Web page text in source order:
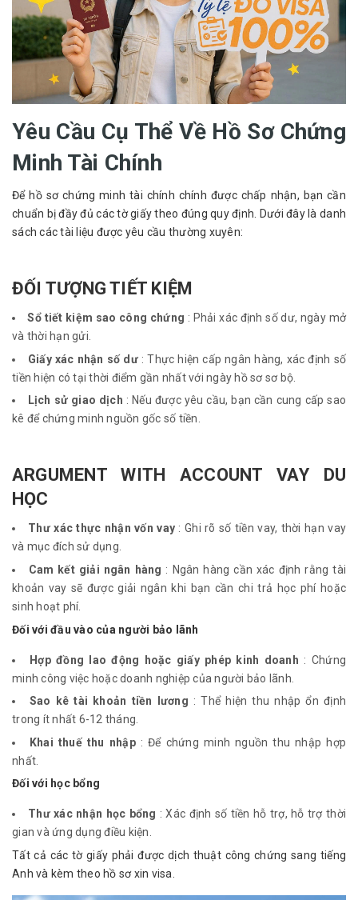
Yêu Cầu Cụ Thể Về Hồ Sơ Chứng
Minh Tài Chính
Để hồ sơ chứng minh tài chính chính được chấp nhận, bạn cần
chuẩn bị đầy đủ các tờ giấy theo đúng quy định. Dưới đây là danh
sách các tài liệu được yêu cầu thường xuyên:
ĐỐI TƯỢNG TIẾT KIỆM
Sổ tiết kiệm sao công chứng : Phải xác định số dư, ngày mở
và thời hạn gửi.
Giấy xác nhận số dư: Thực hiện cấp ngân hàng, xác định số
tiền hiện có tại thời điểm gần nhất với ngày hồ sơ sơ bộ.
Lịch sử giao dịch : Nếu được yêu cầu, bạn cần cung cấp sao
kê để chứng minh nguồn gốc số tiền.
ARGUMENT WITH ACCOUNT VAY DU
HỌC
Thư xác thực nhận vốn vay : Ghi rõ số tiền vay, thời hạn vay
và mục đích sử dụng.
Cam kết giải ngân hàng : Ngân hàng cần xác định rằng tài
khoản vay sẽ được giải ngân khi bạn cần chi trả học phí hoặc
sinh hoạt phí.
Đối với đầu vào của người bảo lãnh
Hợp đồng lao động hoặc giấy phép kinh doanh : Chứng
minh công việc hoặc doanh nghiệp của người bảo lãnh.
Sao kê tài khoản tiền lương : Thể hiện thu nhập ổn định
trong ít nhất 6-12 tháng.
Khai thuế thu nhập: Để chứng minh nguồn thu nhập hợp
nhất.
Đối với học bổng
Thư xác nhận học bổng : Xác định số tiền hỗ trợ, hỗ trợ thời
gian và ứng dụng điều kiện.
Tất cả các tờ giấy phải được dịch thuật công chứng sang tiếng
Anh và kèm theo hồ sơ xin visa.